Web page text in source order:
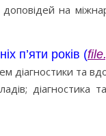
на
п’яти років (
діагностики та